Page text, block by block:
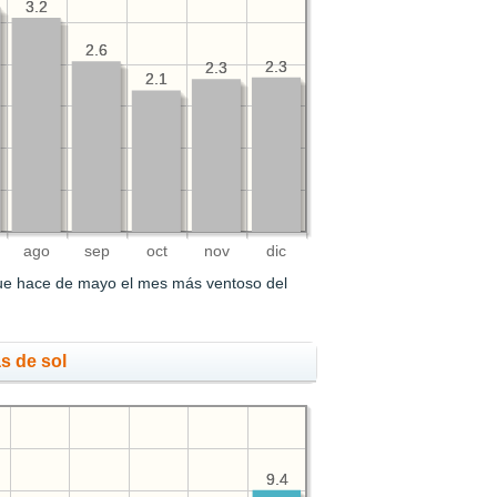
ago sep oct nov dic
2.3
2.3
2.1
2.6
3.2
2.3
2.3
2.1
2.6
3.2
hace de mayo el mes más ventoso del
de sol
9.4
9.4